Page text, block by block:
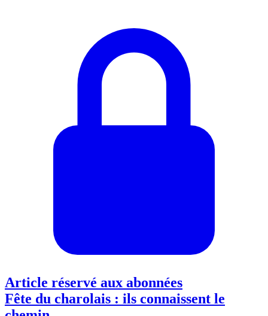
Article réservé aux abonnées
Fête du charolais : ils connaissent le